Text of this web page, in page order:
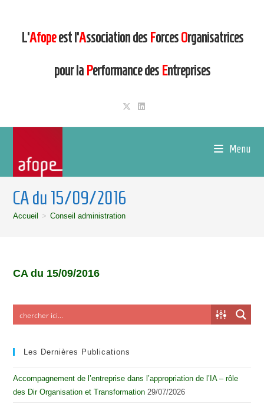
L’Afopeest l’Association des ForcesOrganisatrices
pour la Performance des Entreprises
Menu
CA du 15/09/2016
Accueil > Conseil administration
CA du 15/09/2016
Les Dernières Publications
Accompagnement de l’entreprise dans l’appropriation de l’IA – rôle
des Dir Organisation et Transformation 29/07/2026